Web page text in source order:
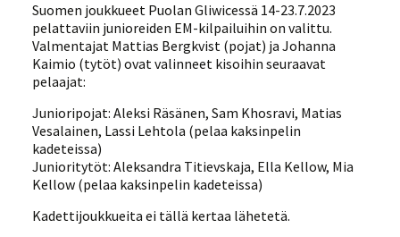
Suomen joukkueet Puolan Gliwicessä 14-23.7.2023
pelattaviin junioreiden EM-kilpailuihin on valittu.
Valmentajat Mattias Bergkvist (pojat) ja Johanna
Kaimio (tytöt) ovat valinneet kisoihin seuraavat
pelaajat:
Junioripojat: Aleksi Räsänen, Sam Khosravi, Matias
Vesalainen, Lassi Lehtola (pelaa kaksinpelin
kadeteissa)
Junioritytöt: Aleksandra Titievskaja, Ella Kellow, Mia
Kellow (pelaa kaksinpelin kadeteissa)
Kadettijoukkueita ei tällä kertaa lähetetä.